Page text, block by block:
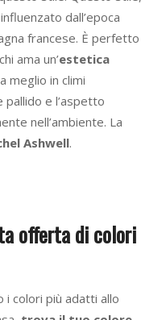
dall’epoca
francese. È perfetto
ama un’estetica
meglio in climi
e l’aspetto
nell’ambiente. La
Ashwell.
offerta di colori
i colori più adatti allo